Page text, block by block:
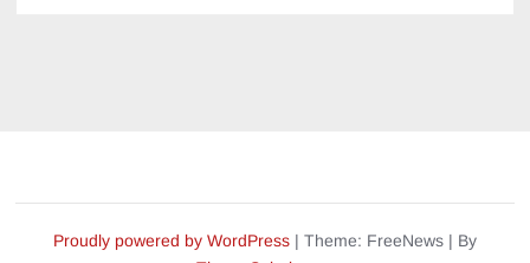
Proudly powered by WordPress | Theme: FreeNews | By